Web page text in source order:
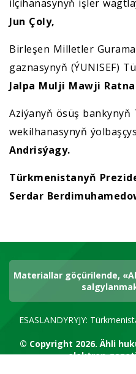
ilçihanasynyň işler
Jun Çoly,
Birleşen Milletler
gaznasynyň (ÝUNISEF)
Jalpa Mulji Mawji
Aziýanyň ösüş bankynyň
wekilhanasynyň
Andrisýagy.
Türkmenistanyň
Serdar
Materiallar göçürilende,
ESASLANDYRYJY:
© Copyright 2026.Ähli
elektron